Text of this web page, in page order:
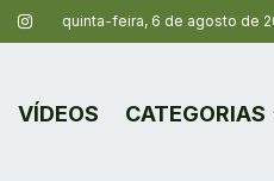
quinta-feira, 6 de agosto de
VÍDEOS CATEGORIAS